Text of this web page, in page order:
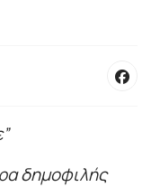
δημοφιλής